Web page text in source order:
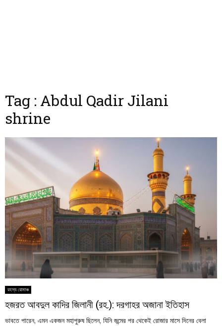
Tag : Abdul Qadir Jilani
shrine
রহস্য রোমাঞ্চ
হজরত আবদুল কাদির জিলানী (রহ.): দরগাহর অজানা ইতিহাস
ভাবতে পারেন, এমন একজন মহাপুরুষ ছিলেন, যিনি জন্মের পর থেকেই রোজার মাসে দিনের বেলা